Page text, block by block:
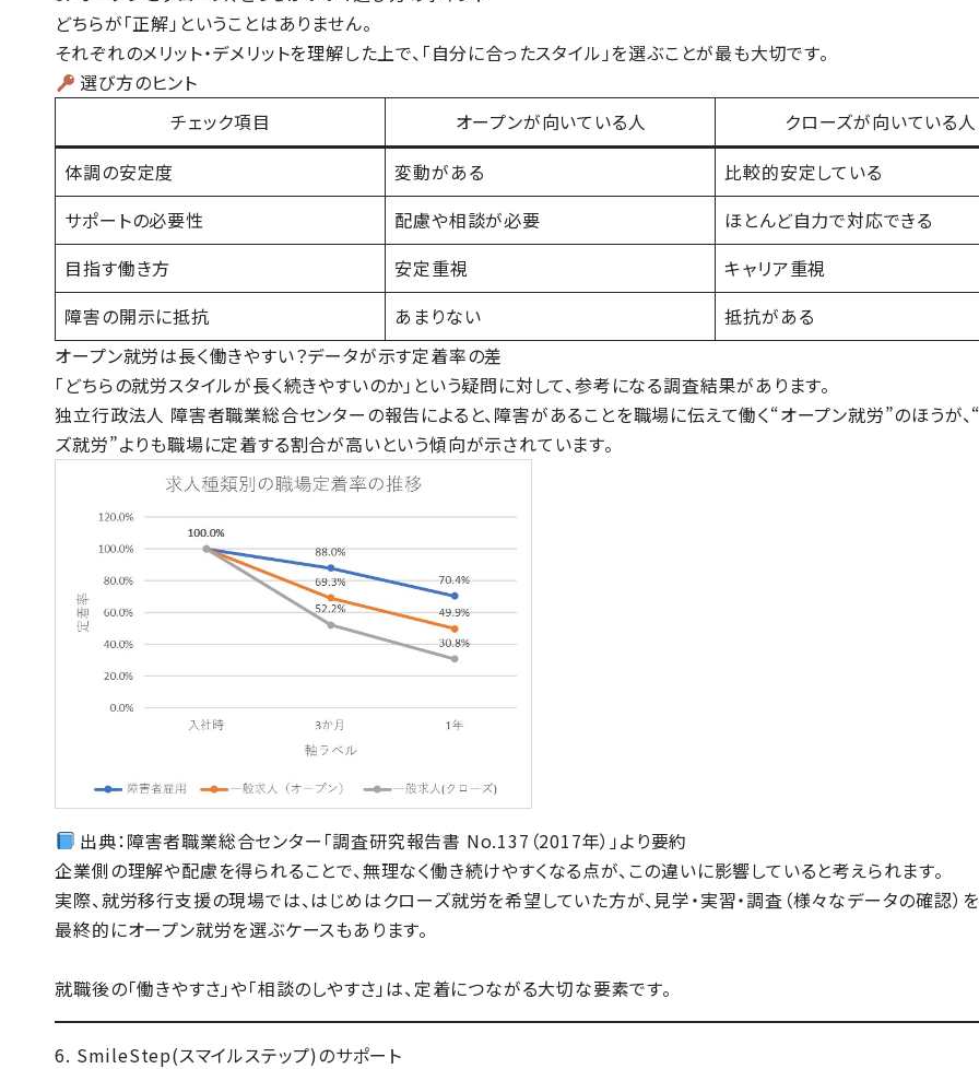
どちらが「正解」ということはありません。
それぞれのメリット・デメリットを理解した上で、 「自分に合ったスタイル」を選ぶことが最も大切です。
選び方のヒント
チェック項目
オープンが向いている人
クローズが向いている人
体調の安定度
変動がある
比較的安定している
サポートの必要性
配慮や相談が必要
ほとんど自力で対応できる
目指す働き方
安定重視
キャリア重視
障害の開示に抵抗
あまりない
抵抗がある
オープン就労は長く働きやすい？データが示す定着率の差
「どちらの就労スタイルが長く続きやすいのか」という疑問に対して、参考になる調査結果があります。
独立行政法人 障害者職業総合センターの報告によると、障害があることを職場に伝えて働く“オープン就労”のほうが
ズ就労”よりも職場に定着する割合が高いという傾向が示されています。
出典：障害者職業総合センター「調査研究報告書 No.137（2017年）」より要約
企業側の理解や配慮を得られることで、無理なく働き続けやすくなる点が、この違いに影響していると考えられます。
実際、就労移行支援の現場では、はじめはクローズ就労を希望していた方が、 見学・実習・調査（様々なデータの確認）
最終的にオープン就労を選ぶケースもあります。
就職後の「働きやすさ」や「相談のしやすさ」は、定着につながる大切な要素です。
6. SmileStep(スマイルステップ)のサポート